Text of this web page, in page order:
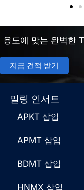
용도에 맞는 완벽한
지금 견적 받기
밀링 인서트
APKT 삽입
APMT 삽입
BDMT 삽입
HNMX 삽입